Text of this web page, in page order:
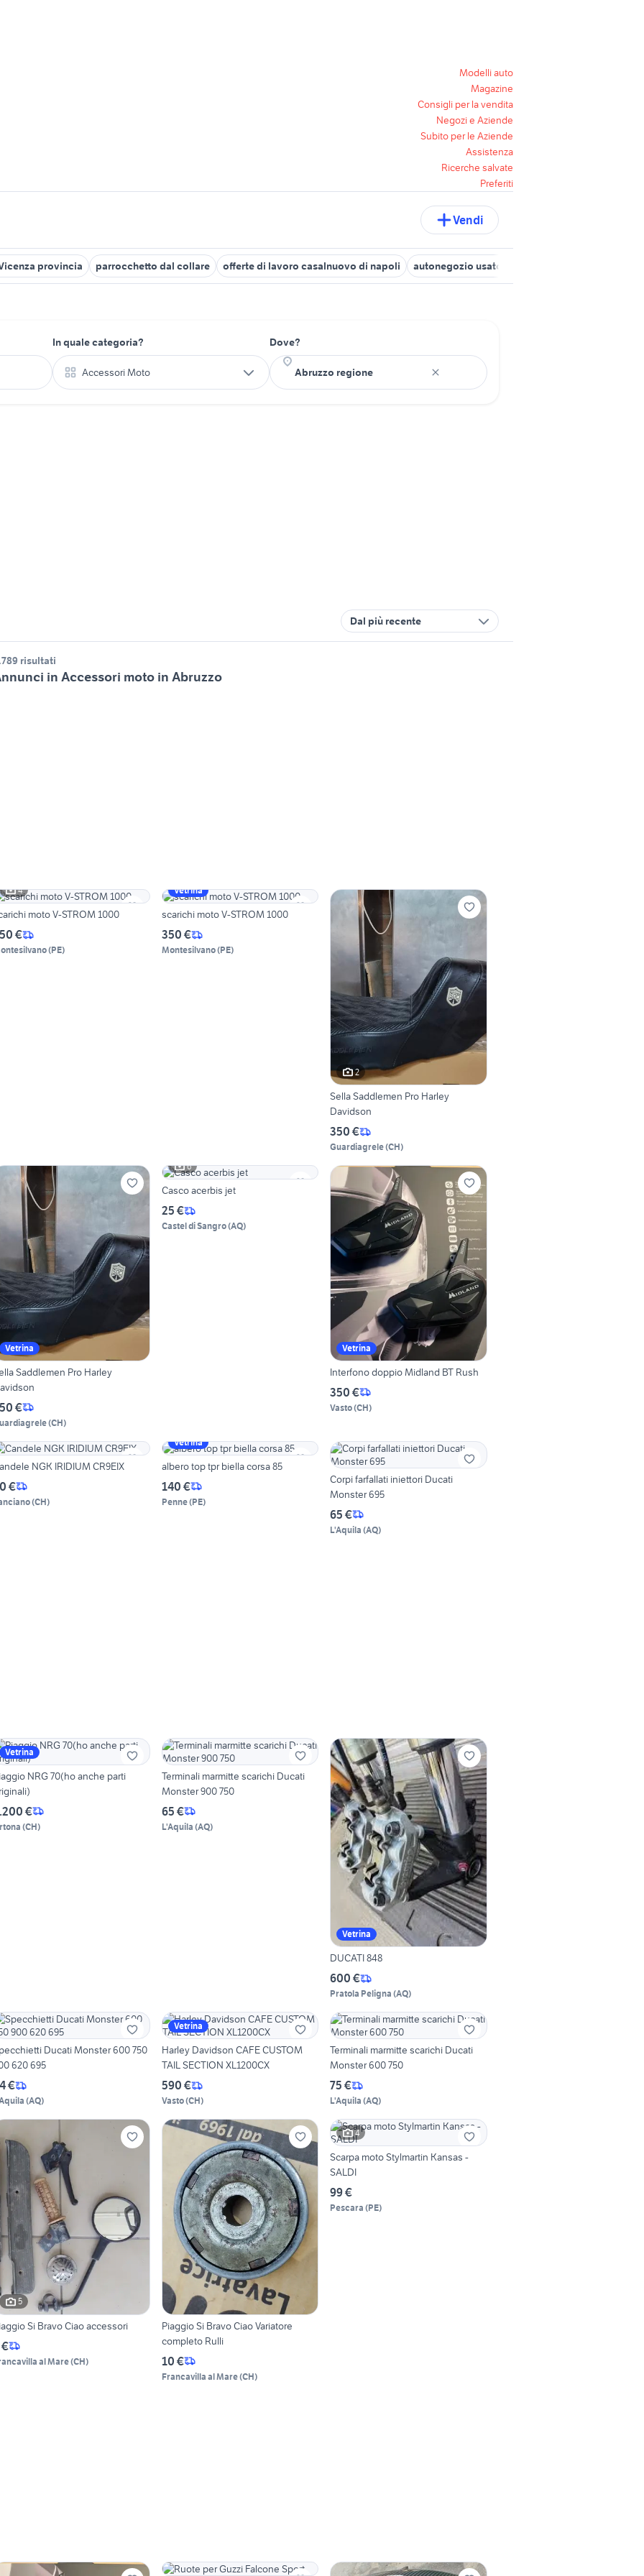
Modelli auto
Magazine
Consigli per la vendita
Negozi e Aziende
Subito per le Aziende
Assistenza
Ricerche salvate
Preferiti
Vendi
provincia parrocchetto dal collare offerte di lavoro casalnuovo di napoli autonegozio usato patente b
In quale categoria?
Accessori Moto
Dove?
Dal più recente
risultati
in Accessori moto in Abruzzo
4
moto V-STROM 1000
€
(PE)
Vetrina
scarichi moto V-STROM 1000
350 €
Montesilvano(PE)
2
Sella Saddlemen Pro Harley
Davidson
350 €
Guardiagrele(CH)
Vetrina
Saddlemen Pro Harley
€
(CH)
6
Casco acerbis jet
25 €
Castel di Sangro(AQ)
Vetrina
Interfono doppio Midland BT Rush
350 €
Vasto(CH)
NGK IRIDIUM CR9EIX
€
(CH)
Vetrina
albero top tpr biella corsa 85
140 €
Penne(PE)
Corpi farfallati iniettori Ducati
Monster 695
65 €
L'Aquila (AQ)
Vetrina
NRG 70(ho anche parti
€
(CH)
Terminali marmitte scarichi Ducati
Monster 900 750
65 €
L'Aquila (AQ)
Vetrina
DUCATI 848
600 €
Pratola Peligna (AQ)
Ducati Monster 600 750
620 695
€
(AQ)
Vetrina
Harley Davidson CAFE CUSTOM
TAIL SECTION XL1200CX
590 €
Vasto(CH)
Terminali marmitte scarichi Ducati
Monster 600 750
75 €
L'Aquila (AQ)
5
Si Bravo Ciao accessori
al Mare(CH)
Piaggio Si Bravo Ciao Variatore
completo Rulli
10 €
Francavilla al Mare(CH)
4
Scarpa moto Stylmartin Kansas -
SALDI
99 €
Pescara (PE)